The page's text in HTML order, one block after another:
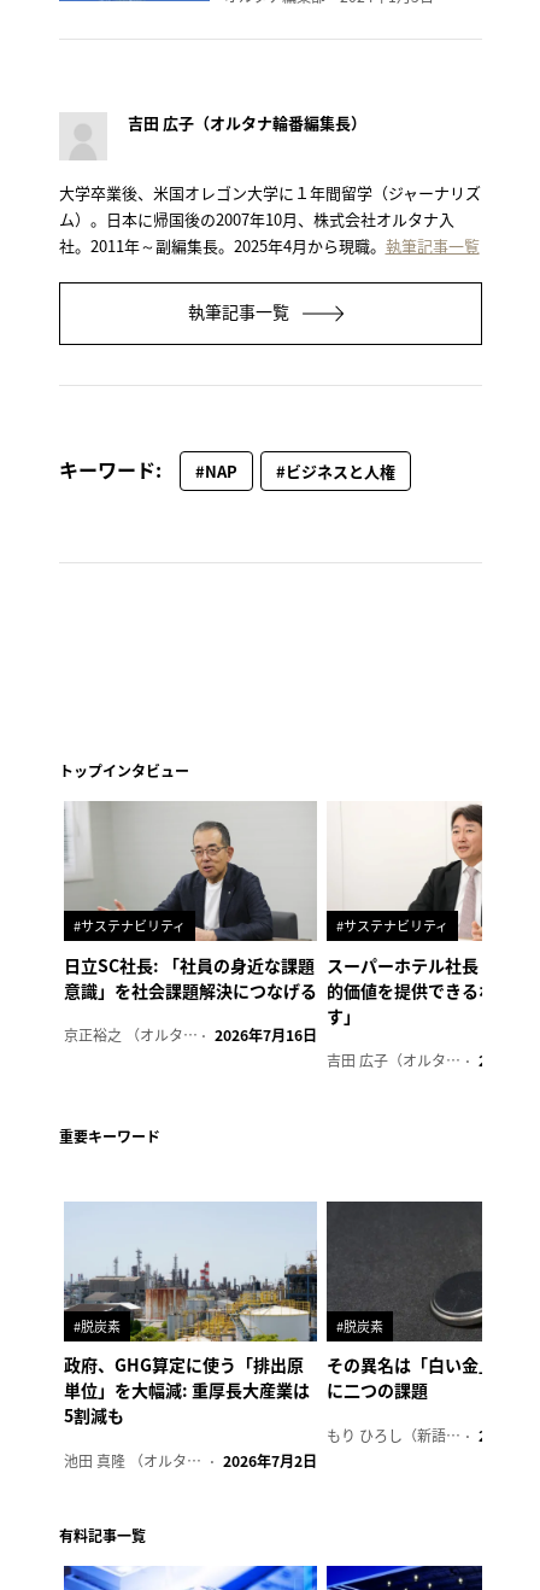
吉田 広子（オルタナ輪番編集長）
大学卒業後、米国オレゴン大学に１年間留学（ジャーナリズ
ム）。日本に帰国後の2007年10月、株式会社オルタナ入
社。2011年～副編集長。2025年4月から現職。 執筆記事一覧
執筆記事一覧
キーワード: #NAP #ビジネスと人権
トップインタビュー
#サステナビリティ
日立SC社長: 「社員の身近な課題
意識」を社会課題解決につなげる
京正裕之 （オルタナ副編集長） 2026年7月16日
#サステナビリティ
スーパーホテル社長「地域
的価値を提供できるホテル
す」
吉田 広子（オルタナ輪番編集長） 2026年6
重要キーワード
#脱炭素
政府、GHG算定に使う「排出原
単位」を大幅減: 重厚長大産業は
5割減も
池田 真隆 （オルタナ輪番編集長） 2026年7月2日
#脱炭素
その異名は「白い金」、リ
に二つの課題
もり ひろし（新語ウォッチャー） 2023年7
有料記事一覧